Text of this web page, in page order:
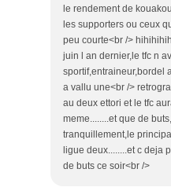
le rendement de
les supporters ou ceux
peu courte<br />
juin l an dernier,le tfc n
sportif,entraineur,bordel
a vallu une<br />
au deux ettori et le tfc
meme........et que de
tranquillement,le
ligue deux........et c deja
de buts ce soir<br />